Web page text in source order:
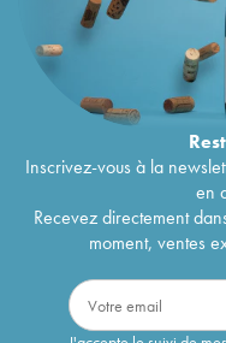
Inscrivez-vous à la
en
Recevez directement
moment, ventes